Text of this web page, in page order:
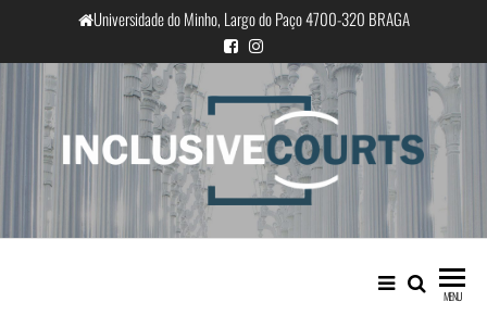
o
conteúdo
Universidade do Minho, Largo do Paço 4700-320 BRAGA
InclusiveCourts
Igualdade e diferença cultural na
prática judicial portuguesa
MENU